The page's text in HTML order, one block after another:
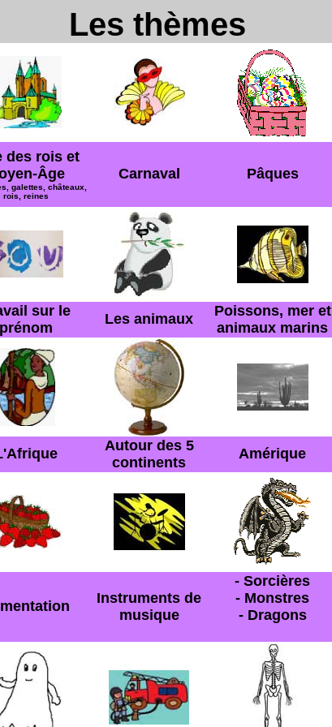
Les thèmes
des rois et
Âge
galettes, châteaux,
rois, reines
Carnaval Pâques
sur le
prénom
Les animaux
Poissons, mer et
animaux marins
Autour des 5
continents
Amérique
Instruments de
musique
- Sorcières
- Monstres
- Dragons